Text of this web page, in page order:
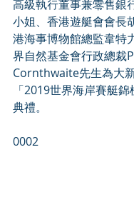
高級執行董事兼零售銀
小姐、香港遊艇會會長
港海事博物館總監韋特
界自然基金會行政總裁
Cornthwaite先生為大
「2019世界海岸賽艇
典禮。
0002